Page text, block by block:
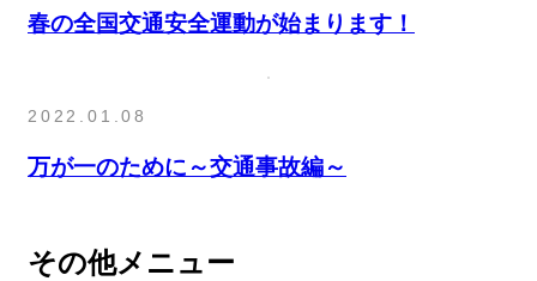
春の全国交通安全運動が始まります！
2022.01.08
万が一のために～交通事故編～
その他メニュー